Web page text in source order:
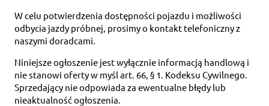
W celu potwierdzenia dostępności pojazdu i możliwości
odbycia jazdy próbnej, prosimy o kontakt telefoniczny z
naszymi doradcami.
Niniejsze ogłoszenie jest wyłącznie informacją handlową i
nie stanowi oferty w myśl art. 66, § 1. Kodeksu Cywilnego.
Sprzedający nie odpowiada za ewentualne błędy lub
nieaktualność ogłoszenia.